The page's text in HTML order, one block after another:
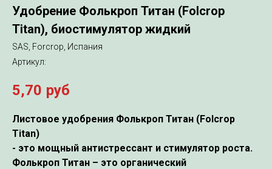
Удобрение Фолькроп Титан (Folcrop
Titan), биостимулятор жидкий
SAS, Forcrop, Испания
Артикул:
5,70 руб
Листовое удобрения Фолькроп Титан (Folcrop
Titan)
- это мощный антистрессант и стимулятор роста.
Фолькроп Титан – это органический